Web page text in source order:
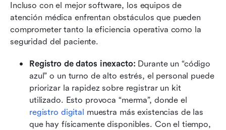
Incluso con el mejor software, los equipos de
atención médica enfrentan obstáculos que pueden
comprometer tanto la eficiencia operativa como la
seguridad del paciente.
Registro de datos inexacto: Durante un “código
azul” o un turno de alto estrés, el personal puede
priorizar la rapidez sobre registrar un kit
registro digital muestra más existencias de las
que hay físicamente disponibles. Con el tiempo,